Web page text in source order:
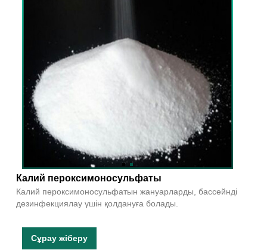
Калий пероксимоносульфаты
Калий пероксимоносульфатын жануарларды, бассейнді
дезинфекциялау үшін қолдануға болады.
Сұрау жіберу